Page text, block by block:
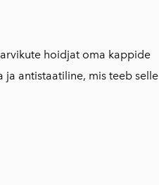
hoidjat oma kappide
ja antistaatiline, mis teeb selle